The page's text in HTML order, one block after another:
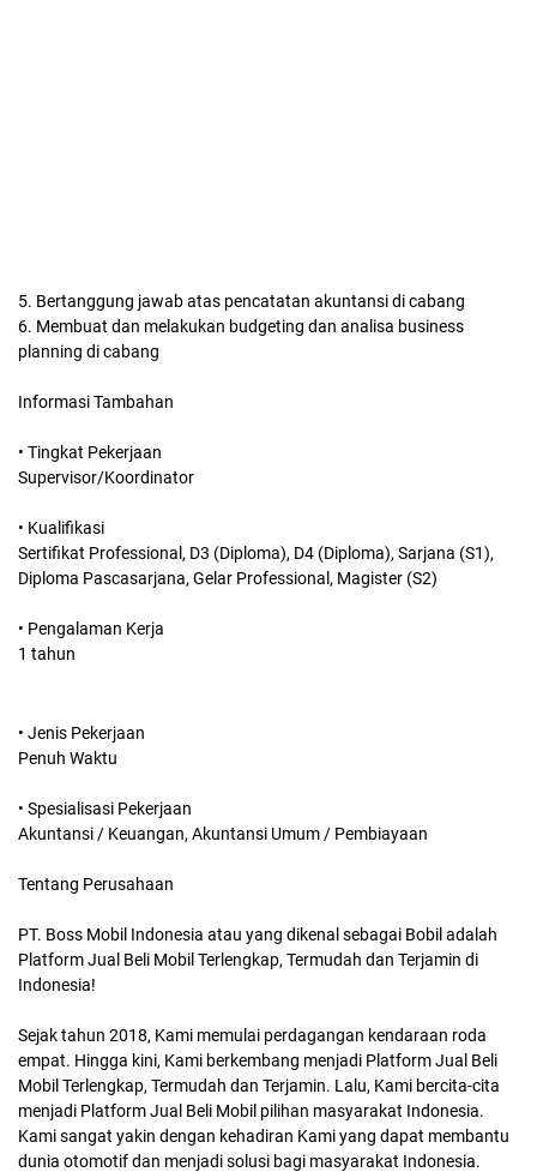
5. Bertanggung jawab atas pencatatan akuntansi di cabang
6. Membuat dan melakukan budgeting dan analisa business
planning di cabang
Informasi Tambahan
• Tingkat Pekerjaan
Supervisor/Koordinator
• Kualifikasi
Sertifikat Professional, D3 (Diploma), D4 (Diploma), Sarjana (S1),
Diploma Pascasarjana, Gelar Professional, Magister (S2)
• Pengalaman Kerja
1 tahun
• Jenis Pekerjaan
Penuh Waktu
• Spesialisasi Pekerjaan
Akuntansi / Keuangan, Akuntansi Umum / Pembiayaan
Tentang Perusahaan
PT. Boss Mobil Indonesia atau yang dikenal sebagai Bobil adalah
Platform Jual Beli Mobil Terlengkap, Termudah dan Terjamin di
Indonesia!
Sejak tahun 2018, Kami memulai perdagangan kendaraan roda
empat. Hingga kini, Kami berkembang menjadi Platform Jual Beli
Mobil Terlengkap, Termudah dan Terjamin. Lalu, Kami bercita-cita
menjadi Platform Jual Beli Mobil pilihan masyarakat Indonesia.
Kami sangat yakin dengan kehadiran Kami yang dapat membantu
dunia otomotif dan menjadi solusi bagi masyarakat Indonesia.